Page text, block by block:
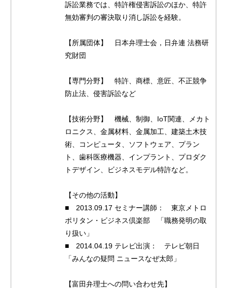
訴訟業務では、特許権侵害訴訟のほか、特許
無効審判の審決取り消し訴訟を経験。
【所属団体】 日本弁理士会，日弁連 法務研
究財団
【専門分野】 特許、商標、意匠、不正競争
防止法、侵害訴訟など
【技術分野】 機械、制御、IoT関連、メカト
ロニクス、金属材料、金属加工、建築土木技
術、コンピュータ、ソフトウェア、プラン
ト、歯科医療機器、インプラント、プロダク
トデザイン、ビジネスモデル特許など。
【その他の活動】
■ 2013.09.17 セミナー講師： 東京メトロ
ポリタン・ビジネス倶楽部 「職務発明の取
り扱い」
■ 2014.04.19 テレビ出演： テレビ朝日
「みんなの疑問 ニュースなぜ太郎」
【富田弁理士への問い合わせ先】